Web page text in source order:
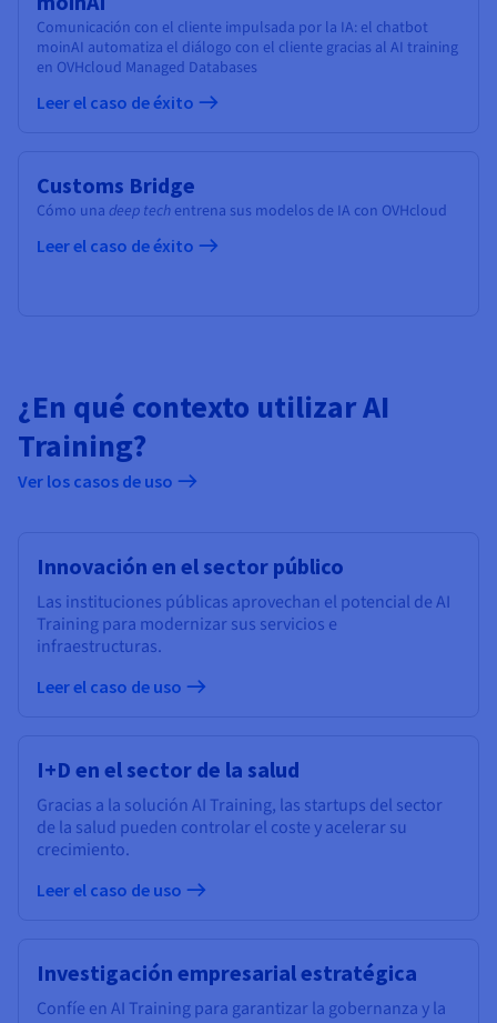
Comunicación con el cliente impulsada por la IA: el chatbot
moinAI automatiza el diálogo con el cliente gracias al AI training
en OVHcloud Managed Databases
Leer el caso de éxito
Customs Bridge
Cómo una deep tech entrena sus modelos de IA con OVHcloud
Leer el caso de éxito
¿En qué contexto utilizar AI
Training?
Ver los casos de uso
Innovación en el sector público
Las instituciones públicas aprovechan el potencial de AI
Training para modernizar sus servicios e
infraestructuras.
Leer el caso de uso
I+D en el sector de la salud
Gracias a la solución AI Training, las startups del sector
de la salud pueden controlar el coste y acelerar su
crecimiento.
Leer el caso de uso
Investigación empresarial estratégica
Confíe en AI Training para garantizar la gobernanza y la